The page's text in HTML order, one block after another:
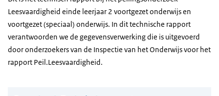
Leesvaardigheid einde leerjaar 2 voortgezet onderwijs en
voortgezet (speciaal) onderwijs. In dit technische rapport
verantwoorden we de gegevensverwerking die is uitgevoerd
door onderzoekers van de Inspectie van het Onderwijs voor het
rapport Peil.Leesvaardigheid.